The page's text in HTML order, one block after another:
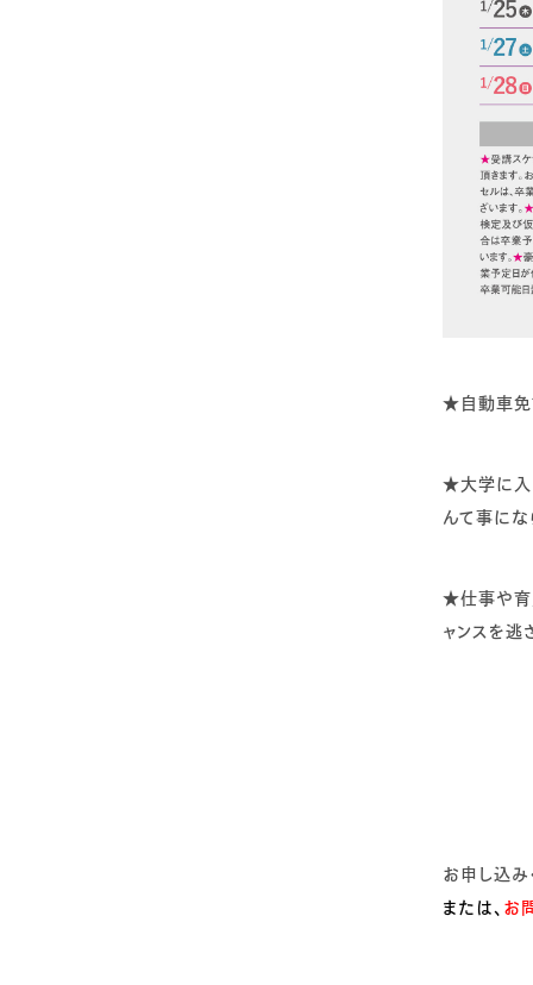
★自動車免
★大学に入
んて事にな
★仕事や育
ャンスを逃
お申し込
または、 お